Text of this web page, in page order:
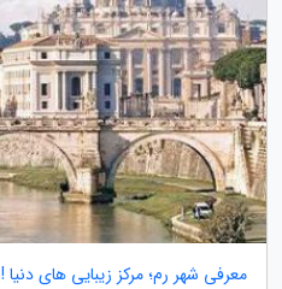
معرفی شهر رم؛ مرکز زیبایی های دنیا !